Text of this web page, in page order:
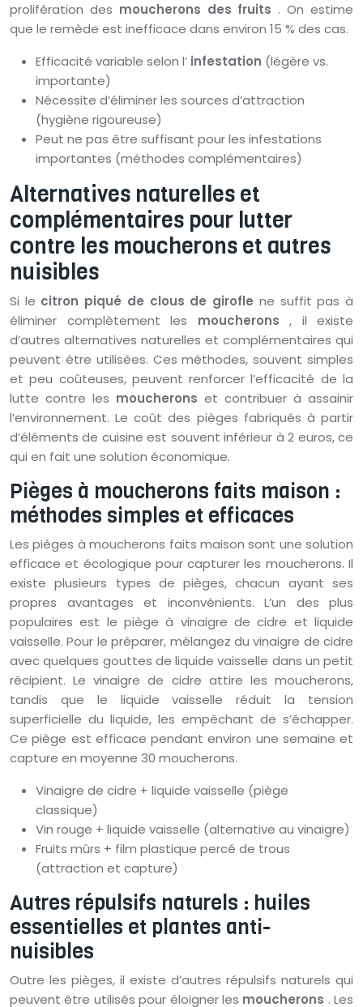
prolifération des moucherons des fruits . On estime
que le remède est inefficace dans environ 15 % des cas.
Efficacité variable selon l’ infestation (légère vs.
importante)
Nécessite d’éliminer les sources d’attraction
(hygiène rigoureuse)
Peut ne pas être suffisant pour les infestations
importantes (méthodes complémentaires)
Alternatives naturelles et
complémentaires pour lutter
contre les moucherons et autres
nuisibles
Si le citron piqué de clous de girofle ne suffit pas à
éliminer complètement les moucherons , il existe
d’autres alternatives naturelles et complémentaires qui
peuvent être utilisées. Ces méthodes, souvent simples
et peu coûteuses, peuvent renforcer l’efficacité de la
lutte contre les moucherons et contribuer à assainir
l’environnement. Le coût des pièges fabriqués à partir
d’éléments de cuisine est souvent inférieur à 2 euros, ce
qui en fait une solution économique.
Pièges à moucherons faits maison :
méthodes simples et efficaces
Les pièges à moucherons faits maison sont une solution
efficace et écologique pour capturer les moucherons. Il
existe plusieurs types de pièges, chacun ayant ses
propres avantages et inconvénients. L’un des plus
populaires est le piège à vinaigre de cidre et liquide
vaisselle. Pour le préparer, mélangez du vinaigre de cidre
avec quelques gouttes de liquide vaisselle dans un petit
récipient. Le vinaigre de cidre attire les moucherons,
tandis que le liquide vaisselle réduit la tension
superficielle du liquide, les empêchant de s’échapper.
Ce piège est efficace pendant environ une semaine et
capture en moyenne 30 moucherons.
Vinaigre de cidre + liquide vaisselle (piège
classique)
Vin rouge + liquide vaisselle (alternative au vinaigre)
Fruits mûrs + film plastique percé de trous
(attraction et capture)
Autres répulsifs naturels : huiles
essentielles et plantes anti-
nuisibles
Outre les pièges, il existe d’autres répulsifs naturels qui
peuvent être utilisés pour éloigner les moucherons . Les